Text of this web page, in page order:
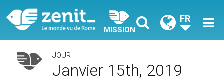
MISSION
FR
JOUR
Janvier 15th, 2019